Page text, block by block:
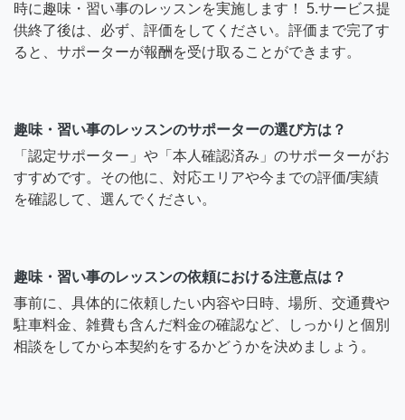
時に趣味・習い事のレッスンを実施します！ 5.サービス提
供終了後は、必ず、評価をしてください。評価まで完了す
ると、サポーターが報酬を受け取ることができます。
趣味・習い事のレッスンのサポーターの選び方は？
「認定サポーター」や「本人確認済み」のサポーターがお
すすめです。その他に、対応エリアや今までの評価/実績
を確認して、選んでください。
趣味・習い事のレッスンの依頼における注意点は？
事前に、具体的に依頼したい内容や日時、場所、交通費や
駐車料金、雑費も含んだ料金の確認など、しっかりと個別
相談をしてから本契約をするかどうかを決めましょう。